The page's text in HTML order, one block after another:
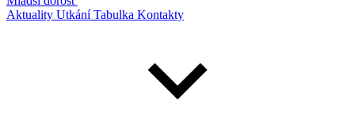
Aktuality UtkáníTabulka Kontakty